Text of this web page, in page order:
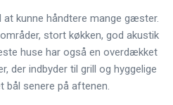
at kunne håndtere mange gæster.
stort køkken, god akustik
huse har også en overdækket
der indbyder til grill og hyggelige
bål senere på aftenen.